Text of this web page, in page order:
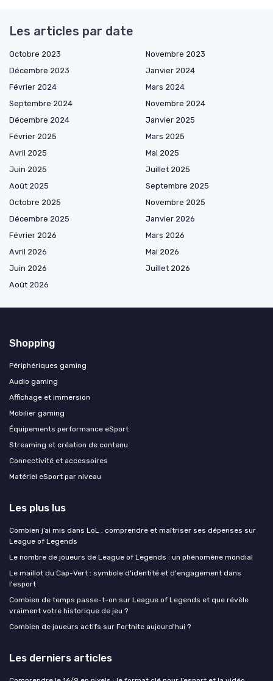
Les articles par date
Octobre 2023
Novembre 2023
Décembre 2023
Janvier 2024
Février 2024
Mars 2024
Septembre 2024
Novembre 2024
Décembre 2024
Janvier 2025
Février 2025
Mars 2025
Avril 2025
Mai 2025
Juin 2025
Juillet 2025
Août 2025
Septembre 2025
Octobre 2025
Novembre 2025
Décembre 2025
Janvier 2026
Février 2026
Mars 2026
Avril 2026
Mai 2026
Juin 2026
Juillet 2026
Août 2026
Shopping
Périphériques gaming
Audio gaming
Affichage et immersion
Mobilier gaming
Équipements performance eSport
Streaming et création de contenu
Connectivité et accessoires
Matériel eSport par niveau
Les plus lus
Combien j’ai mis dans LoL : comprendre et maîtriser ses dépenses sur
League of Legends
Le nombre de joueurs de League of Legends : un phénomène mondial
Le maillot du Cap-Vert : symbole d'identité et d'engagement dans
l'esport
Combien de temps passe-t-on sur League of Legends et que révèle
vraiment votre historique de jeu ?
Combien de joueurs actifs sur Fortnite aujourd'hui ?
Les derniers articles